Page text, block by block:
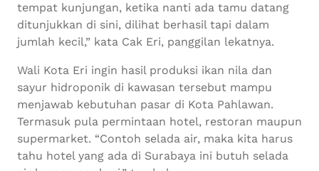
tempat kunjungan, ketika nanti ada tamu datang
ditunjukkan di sini, dilihat berhasil tapi dalam
jumlah kecil,” kata Cak Eri, panggilan lekatnya.
Wali Kota Eri ingin hasil produksi ikan nila dan
sayur hidroponik di kawasan tersebut mampu
menjawab kebutuhan pasar di Kota Pahlawan.
Termasuk pula permintaan hotel, restoran maupun
supermarket. “Contoh selada air, maka kita harus
tahu hotel yang ada di Surabaya ini butuh selada